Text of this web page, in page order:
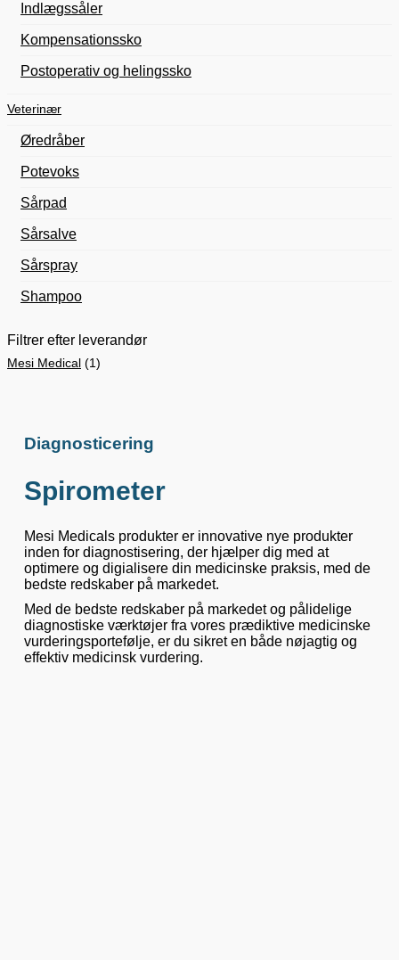
Indlægssåler
Kompensationssko
Postoperativ og helingssko
Veterinær
Øredråber
Potevoks
Sårpad
Sårsalve
Sårspray
Shampoo
Filtrer efter leverandør
Mesi Medical (1)
Diagnosticering
Spirometer
Mesi Medicals produkter er innovative nye produkter
inden for diagnostisering, der hjælper dig med at
optimere og digialisere din medicinske praksis, med de
bedste redskaber på markedet.
Med de bedste redskaber på markedet og pålidelige
diagnostiske værktøjer fra vores prædiktive medicinske
vurderingsportefølje, er du sikret en både nøjagtig og
effektiv medicinsk vurdering.